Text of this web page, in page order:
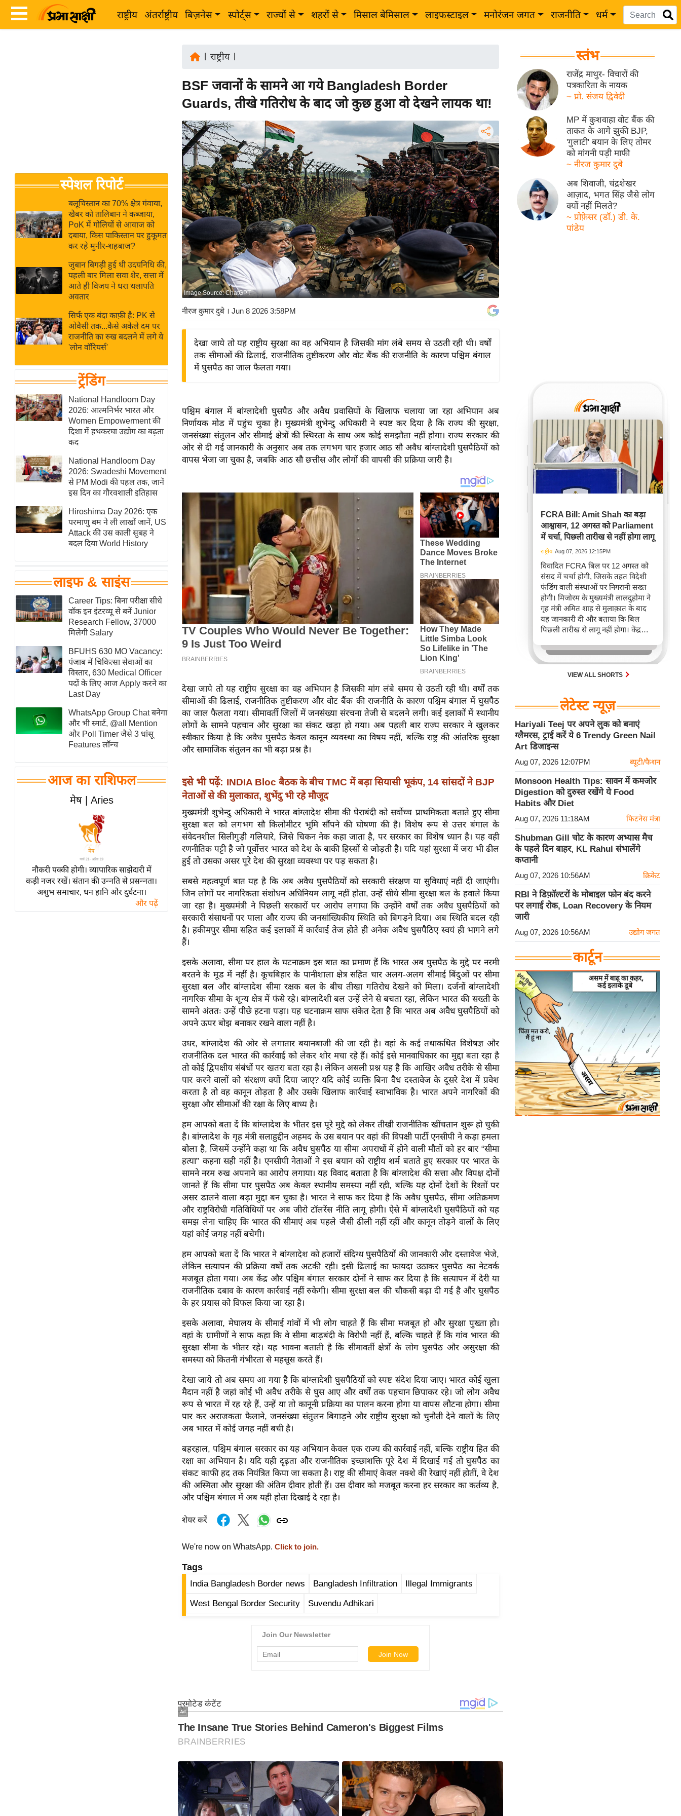
राष्ट्रीय अंतर्राष्ट्रीय बिज़नेस स्पोर्ट्स राज्यों से शहरों से मिसाल बेमिसाल लाइफस्टाइल मनोरंजन जगत राजनीति धर्म
Breaking
News in
Hindi
Hindi
Videos
जगत
राय
बजट
IPL
2026
ई-पेपर
मिसाल बेमिसाल
शख्सियत
यंग इंडिया
साहित्य जगत
ऑटो वर्ल्ड
न्यूज ब्रीफ
मनोरंजन जगत
बॉलीवुड
हॉलीवुड
फिल्म समीक्षा
Breaking
News
लाइफस्टाइल
टेक्नॉलॉजी
घरेलू नुस्खे
पर्यटन स्थल
फिटनेस मंत्रा
रिलेशनशिप
राजनीति
विश्लेषण
समसामयिक
मातृभूमि
एम.
आर.
आई.
समीक्षा
धर्म
ज्योतिष
त्योहार
राशिफल
विशेष
विश्लेषण
स्पेशल रिपोर्ट
बलूचिस्तान का 70% क्षेत्र गंवाया,
खैबर को तालिबान ने कब्जाया,
PoK में गोलियों से आवाज को
दबाया, किस पाकिस्तान पर हुकूमत
कर रहे मुनीर-शहबाज?
जुबान बिगड़ी हुई थी उदयनिधि की,
पहली बार मिला सवा शेर, सत्ता में
आते ही विजय ने धरा थलापति
अवतार
सिर्फ एक बंदा काफ़ी है: PK से
ओवैसी तक...कैसे अकेले दम पर
राजनीति का रुख बदलने में लगे ये
'लोन वॉरियर्स'
ट्रेंडिंग
National Handloom Day
2026: आत्मनिर्भर भारत और
Women Empowerment की
दिशा में हथकरघा उद्योग का बढ़ता
कद
National Handloom Day
2026: Swadeshi Movement
से PM Modi की पहल तक, जानें
इस दिन का गौरवशाली इतिहास
Hiroshima Day 2026: एक
परमाणु बम ने ली लाखों जानें, US
Attack की उस काली सुबह ने
बदल दिया World History
लाइफ & साइंस
Career Tips: बिना परीक्षा सीधे
वॉक इन इंटरव्यू से बनें Junior
Research Fellow, 37000
मिलेगी Salary
BFUHS 630 MO Vacancy:
पंजाब में चिकित्सा सेवाओं का
विस्तार, 630 Medical Officer
पदों के लिए आज Apply करने का
Last Day
WhatsApp Group Chat बनेगा
और भी स्मार्ट, @all Mention
और Poll Timer जैसे 3 धांसू
Features लॉन्च
आज का राशिफल
मेष | Aries
नौकरी पक्की होगी। व्यापारिक साझेदारी में
कड़ी नजर रखें। संतान की उन्नति से प्रसन्नता।
अशुभ समाचार, धन हानि और दुर्घटना।
और पढ़ें
राष्ट्रीय|
BSF जवानों के सामने आ गये Bangladesh Border
Guards, तीखे गतिरोध के बाद जो कुछ हुआ वो देखने लायक था!
Image Source: ChatGPT
नीरज कुमार दुबे । Jun 8 2026 3:58PM
देखा जाये तो यह राष्ट्रीय सुरक्षा का वह अभियान है जिसकी मांग लंबे समय से उठती रही थी। वर्षों
तक सीमाओं की ढिलाई, राजनीतिक तुष्टीकरण और वोट बैंक की राजनीति के कारण पश्चिम बंगाल
में घुसपैठ का जाल फैलता गया।
पश्चिम बंगाल में बांग्लादेशी घुसपैठ और अवैध प्रवासियों के खिलाफ चलाया जा रहा अभियान अब
निर्णायक मोड में पहुंच चुका है। मुख्यमंत्री शुभेन्दु अधिकारी ने स्पष्ट कर दिया है कि राज्य की सुरक्षा,
जनसंख्या संतुलन और सीमाई क्षेत्रों की स्थिरता के साथ अब कोई समझौता नहीं होगा। राज्य सरकार की
ओर से दी गई जानकारी के अनुसार अब तक लगभग चार हजार आठ सौ अवैध बांग्लादेशी घुसपैठियों को
वापस भेजा जा चुका है, जबकि आठ सौ छत्तीस और लोगों की वापसी की प्रक्रिया जारी है।
देखा जाये तो यह राष्ट्रीय सुरक्षा का वह अभियान है जिसकी मांग लंबे समय से उठती रही थी। वर्षों तक
सीमाओं की ढिलाई, राजनीतिक तुष्टीकरण और वोट बैंक की राजनीति के कारण पश्चिम बंगाल में घुसपैठ
का जाल फैलता गया। सीमावर्ती जिलों में जनसंख्या संरचना तेजी से बदलने लगी। कई इलाकों में स्थानीय
लोगों के सामने पहचान और सुरक्षा का संकट खड़ा हो गया। अब पहली बार राज्य सरकार ने खुलकर
स्वीकार किया है कि अवैध घुसपैठ केवल कानून व्यवस्था का विषय नहीं, बल्कि राष्ट्र की आंतरिक सुरक्षा
और सामाजिक संतुलन का भी बड़ा प्रश्न है।
इसे भी पढ़ें: INDIA Bloc बैठक के बीच TMC में बड़ा सियासी भूकंप, 14 सांसदों ने BJP
नेताओं से की मुलाकात, शुभेंदु भी रहे मौजूद
मुख्यमंत्री शुभेन्दु अधिकारी ने भारत बांग्लादेश सीमा की घेराबंदी को सर्वोच्च प्राथमिकता बताते हुए सीमा
सुरक्षा बल को लगभग सौ किलोमीटर भूमि सौंपने की घोषणा की है। विशेष रूप से उत्तर बंगाल के
संवेदनशील सिलीगुड़ी गलियारे, जिसे चिकन नेक कहा जाता है, पर सरकार का विशेष ध्यान है। यह वही
रणनीतिक पट्टी है जो पूर्वोत्तर भारत को देश के बाकी हिस्सों से जोड़ती है। यदि यहां सुरक्षा में जरा भी ढील
हुई तो उसका असर पूरे देश की सुरक्षा व्यवस्था पर पड़ सकता है।
सबसे महत्वपूर्ण बात यह है कि अब अवैध घुसपैठियों को सरकारी संरक्षण या सुविधाएं नहीं दी जाएंगी।
जिन लोगों पर नागरिकता संशोधन अधिनियम लागू नहीं होता, उन्हें सीधे सीमा सुरक्षा बल के हवाले किया
जा रहा है। मुख्यमंत्री ने पिछली सरकारों पर आरोप लगाया कि उन्होंने वर्षों तक अवैध घुसपैठियों को
सरकारी संसाधनों पर पाला और राज्य की जनसांख्यिकीय स्थिति को बिगड़ने दिया। अब स्थिति बदल रही
है। हकीमपुर सीमा सहित कई इलाकों में कार्रवाई तेज होते ही अनेक अवैध घुसपैठिए स्वयं ही भागने लगे
हैं।
इसके अलावा, सीमा पर हाल के घटनाक्रम इस बात का प्रमाण हैं कि भारत अब घुसपैठ के मुद्दे पर नरमी
बरतने के मूड में नहीं है। कूचबिहार के पानीशाला क्षेत्र सहित चार अलग-अलग सीमाई बिंदुओं पर सीमा
सुरक्षा बल और बांग्लादेश सीमा रक्षक बल के बीच तीखा गतिरोध देखने को मिला। दर्जनों बांग्लादेशी
नागरिक सीमा के शून्य क्षेत्र में फंसे रहे। बांग्लादेशी बल उन्हें लेने से बचता रहा, लेकिन भारत की सख्ती के
सामने अंततः उन्हें पीछे हटना पड़ा। यह घटनाक्रम साफ संकेत देता है कि भारत अब अवैध घुसपैठियों को
अपने ऊपर बोझ बनाकर रखने वाला नहीं है।
उधर, बांग्लादेश की ओर से लगातार बयानबाजी की जा रही है। वहां के कई तथाकथित विशेषज्ञ और
राजनीतिक दल भारत की कार्रवाई को लेकर शोर मचा रहे हैं। कोई इसे मानवाधिकार का मुद्दा बता रहा है
तो कोई द्विपक्षीय संबंधों पर खतरा बता रहा है। लेकिन असली प्रश्न यह है कि आखिर अवैध तरीके से सीमा
पार करने वालों को संरक्षण क्यों दिया जाए? यदि कोई व्यक्ति बिना वैध दस्तावेज के दूसरे देश में प्रवेश
करता है तो वह कानून तोड़ता है और उसके खिलाफ कार्रवाई स्वाभाविक है। भारत अपने नागरिकों की
सुरक्षा और सीमाओं की रक्षा के लिए बाध्य है।
हम आपको बता दें कि बांग्लादेश के भीतर इस पूरे मुद्दे को लेकर तीखी राजनीतिक खींचतान शुरू हो चुकी
है। बांग्लादेश के गृह मंत्री सलाहुद्दीन अहमद के उस बयान पर वहां की विपक्षी पार्टी एनसीपी ने कड़ा हमला
बोला है, जिसमें उन्होंने कहा था कि अवैध घुसपैठ या सीमा अपराधों में होने वाली मौतों को हर बार “सीमा
हत्या” कहना सही नहीं है। एनसीपी नेताओं ने इस बयान को राष्ट्रीय शर्म बताते हुए सरकार पर भारत के
सामने नरम रुख अपनाने का आरोप लगाया। यह विवाद बताता है कि बांग्लादेश की सत्ता और विपक्ष दोनों
जानते हैं कि सीमा पार घुसपैठ अब केवल स्थानीय समस्या नहीं रही, बल्कि यह दोनों देशों के रिश्तों पर
असर डालने वाला बड़ा मुद्दा बन चुका है। भारत ने साफ कर दिया है कि अवैध घुसपैठ, सीमा अतिक्रमण
और राष्ट्रविरोधी गतिविधियों पर अब जीरो टॉलरेंस नीति लागू होगी। ऐसे में बांग्लादेशी घुसपैठियों को यह
समझ लेना चाहिए कि भारत की सीमाएं अब पहले जैसी ढीली नहीं रहीं और कानून तोड़ने वालों के लिए
यहां कोई जगह नहीं बचेगी।
हम आपको बता दें कि भारत ने बांग्लादेश को हजारों संदिग्ध घुसपैठियों की जानकारी और दस्तावेज भेजे,
लेकिन सत्यापन की प्रक्रिया वर्षों तक अटकी रही। इसी ढिलाई का फायदा उठाकर घुसपैठ का नेटवर्क
मजबूत होता गया। अब केंद्र और पश्चिम बंगाल सरकार दोनों ने साफ कर दिया है कि सत्यापन में देरी या
राजनीतिक दबाव के कारण कार्रवाई नहीं रुकेगी। सीमा सुरक्षा बल की चौकसी बढ़ा दी गई है और घुसपैठ
के हर प्रयास को विफल किया जा रहा है।
इसके अलावा, मेघालय के सीमाई गांवों में भी लोग चाहते हैं कि सीमा मजबूत हो और सुरक्षा पुख्ता हो।
वहां के ग्रामीणों ने साफ कहा कि वे सीमा बाड़बंदी के विरोधी नहीं हैं, बल्कि चाहते हैं कि गांव भारत की
सुरक्षा सीमा के भीतर रहे। यह भावना बताती है कि सीमावर्ती क्षेत्रों के लोग घुसपैठ और असुरक्षा की
समस्या को कितनी गंभीरता से महसूस करते हैं।
देखा जाये तो अब समय आ गया है कि बांग्लादेशी घुसपैठियों को स्पष्ट संदेश दिया जाए। भारत कोई खुला
मैदान नहीं है जहां कोई भी अवैध तरीके से घुस आए और वर्षों तक पहचान छिपाकर रहे। जो लोग अवैध
रूप से भारत में रह रहे हैं, उन्हें या तो कानूनी प्रक्रिया का पालन करना होगा या वापस लौटना होगा। सीमा
पार कर अराजकता फैलाने, जनसंख्या संतुलन बिगाड़ने और राष्ट्रीय सुरक्षा को चुनौती देने वालों के लिए
अब भारत में कोई जगह नहीं बची है।
बहरहाल, पश्चिम बंगाल सरकार का यह अभियान केवल एक राज्य की कार्रवाई नहीं, बल्कि राष्ट्रीय हित की
रक्षा का अभियान है। यदि यही दृढ़ता और राजनीतिक इच्छाशक्ति पूरे देश में दिखाई गई तो घुसपैठ का
संकट काफी हद तक नियंत्रित किया जा सकता है। राष्ट्र की सीमाएं केवल नक्शे की रेखाएं नहीं होतीं, वे देश
की अस्मिता और सुरक्षा की अंतिम दीवार होती हैं। उस दीवार को मजबूत करना हर सरकार का कर्तव्य है,
और पश्चिम बंगाल में अब यही होता दिखाई दे रहा है।
शेयर करें
We're now on WhatsApp. Click to join.
Tags
India Bangladesh Border news Bangladesh Infiltration Illegal Immigrants
West Bengal Border Security Suvendu Adhikari
स्तंभ
राजेंद्र माथुर- विचारों की
पत्रकारिता के नायक
~ प्रो. संजय द्विवेदी
MP में कुशवाहा वोट बैंक की
ताकत के आगे झुकी BJP,
'गुलाटी' बयान के लिए तोमर
को मांगनी पड़ी माफी
~ नीरज कुमार दुबे
अब शिवाजी, चंद्रशेखर
आज़ाद, भगत सिंह जैसे लोग
क्यों नहीं मिलते?
~ प्रोफ़ेसर (डॉ.) डी. के.
पांडेय
FCRA Bill: Amit Shah का बड़ा
आश्वासन, 12 अगस्त को Parliament
में चर्चा, पिछली तारीख से नहीं होगा लागू
राष्ट्रीय Aug 07, 2026 12:15PM
विवादित FCRA बिल पर 12 अगस्त को
संसद में चर्चा होगी, जिसके तहत विदेशी
फंडिंग वाली संस्थाओं पर निगरानी सख्त
होगी। मिजोरम के मुख्यमंत्री लालदुहोमा ने
गृह मंत्री अमित शाह से मुलाक़ात के बाद
यह जानकारी दी और बताया कि बिल
पिछली तारीख से लागू नहीं होगा। केंद्र
लिए संसद में जारी गतिरोध खत्म करने हेतु
विपक्ष से संपर्क बनाए हुए है।
VIEW ALL SHORTS
लेटेस्ट न्यूज़
Hariyali Teej पर अपने लुक को बनाएं
ग्लैमरस, ट्राई करें ये 6 Trendy Green Nail
Art डिजाइन्स
Aug 07, 2026 12:07PM ब्यूटी/फैशन
Monsoon Health Tips: सावन में कमजोर
Digestion को दुरुस्त रखेंगे ये Food
Habits और Diet
Aug 07, 2026 11:18AM फिटनेस मंत्रा
Shubman Gill चोट के कारण अभ्यास मैच
के पहले दिन बाहर, KL Rahul संभालेंगे
कप्तानी
Aug 07, 2026 10:56AM क्रिकेट
RBI ने डिफ़ॉल्टरों के मोबाइल फोन बंद करने
पर लगाई रोक, Loan Recovery के नियम
जारी
Aug 07, 2026 10:56AM उद्योग जगत
कार्टून